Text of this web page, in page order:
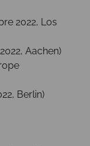
2022, Los
Aachen)
Berlin)